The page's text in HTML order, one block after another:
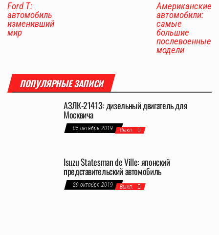
Ford T:
автомобиль
изменивший
мир
Американские
автомобили:
самые
большие
послевоенные
модели
ПОПУЛЯРНЫЕ ЗАПИСИ
АЗЛК-21413: дизельный двигатель для
Москвича
05 октября 2019 Выкл.
Isuzu Statesman de Ville: японский
представительский автомобиль
29 октября 2019 Выкл.